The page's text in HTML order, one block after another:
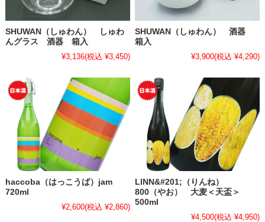
SHUWAN（しゅわん） しゅわ
んグラス 酒器 箱入
¥3,136(税込 ¥3,450)
SHUWAN（しゅわん） 酒器
箱入
¥3,900(税込 ¥4,290)
haccoba（はっこうば）jam
720ml
¥2,600(税込 ¥2,860)
LINN&#201;（りんね）
800（やお） 大麦＜天盃＞
500ml
¥4,500(税込 ¥4,950)